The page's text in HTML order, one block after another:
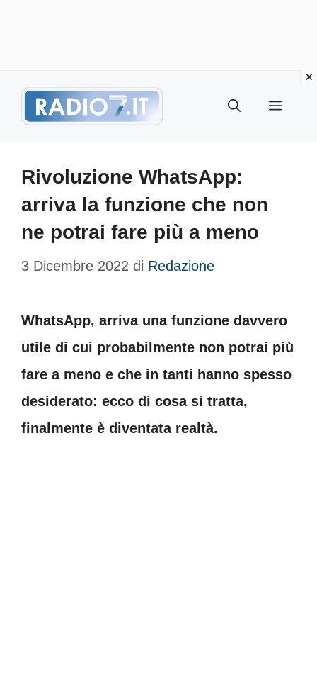
Menu
Rivoluzione WhatsApp:
arriva la funzione che non
ne potrai fare più a meno
3 Dicembre 2022 di Redazione
WhatsApp, arriva una funzione davvero
utile di cui probabilmente non potrai più
fare a meno e che in tanti hanno spesso
desiderato: ecco di cosa si tratta,
finalmente è diventata realtà.